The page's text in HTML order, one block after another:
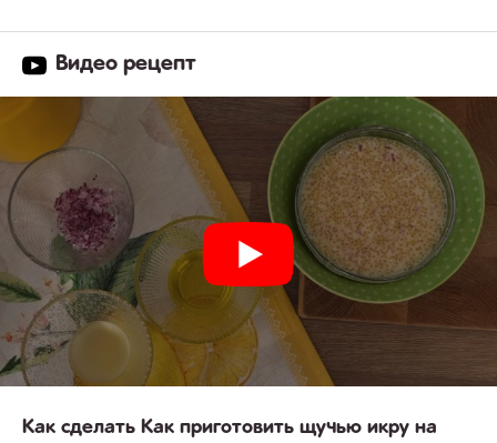
Видео рецепт
Как сделать Как приготовить щучью икру на